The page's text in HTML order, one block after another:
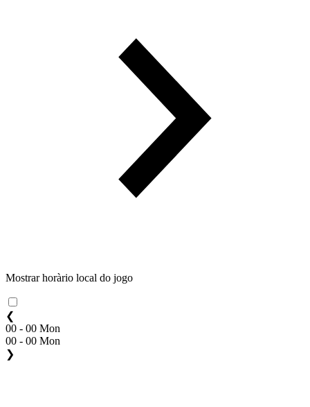
Mostrar horàrio local do jogo
❮
00 - 00 Mon
00 - 00 Mon
❯